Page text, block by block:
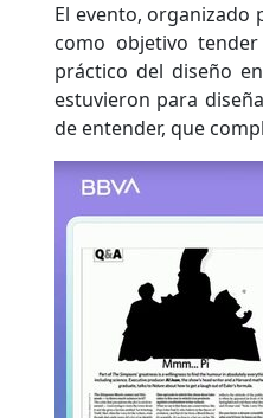
El evento,
como objetivo
práctico del diseño
estuvieron para
de entender, que